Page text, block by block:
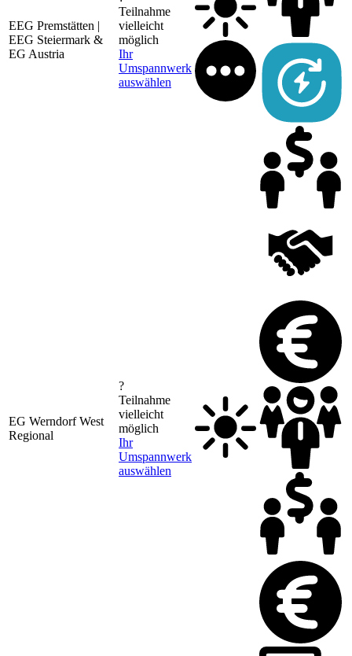
EEG Premstätten |
EEG Steiermark &
EG Austria
Teilnahme
vielleicht
möglich
Ihr
Umspannwerk
auswählen
EG Werndorf West
Regional
?
Teilnahme
vielleicht
möglich
Ihr
Umspannwerk
auswählen